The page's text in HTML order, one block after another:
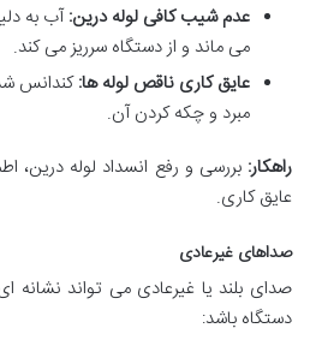
عدم شیب کافی لوله درین:آب به
می ماند و از دستگاه سرریز می کند.
عایق کاری ناقص لوله ها:کندانس
مبرد و چکه کردن آن.
راهکار: بررسی و رفع انسداد لوله درین،
عایق کاری.
صداهای غیرعادی
صدای بلند یا غیرعادی می تواند
دستگاه باشد: